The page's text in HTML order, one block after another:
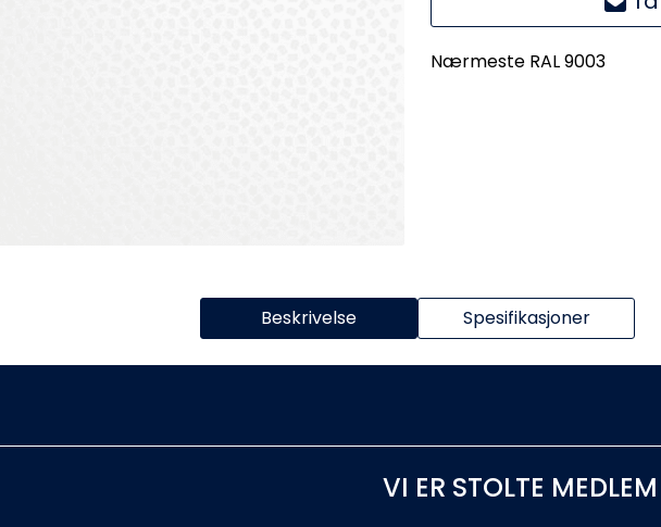
Nærmeste RAL 9003
Beskrivelse Spesifikasjoner
VI ER STOLTE